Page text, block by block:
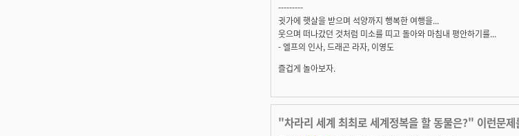
---------
귓가에 햇살을 받으며 석양까지 행복한 여행을...
웃으며 떠나갔던 것처럼 미소를 띠고 돌아와 마침내 평안하기를...
- 엘프의 인사, 드래곤 라자, 이영도
즐겁게 놀아보자.
"차라리 세계 최최로 세계정복을 할 동물은?" 이런문